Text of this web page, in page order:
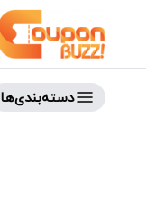
دسته‌بندی‌ها